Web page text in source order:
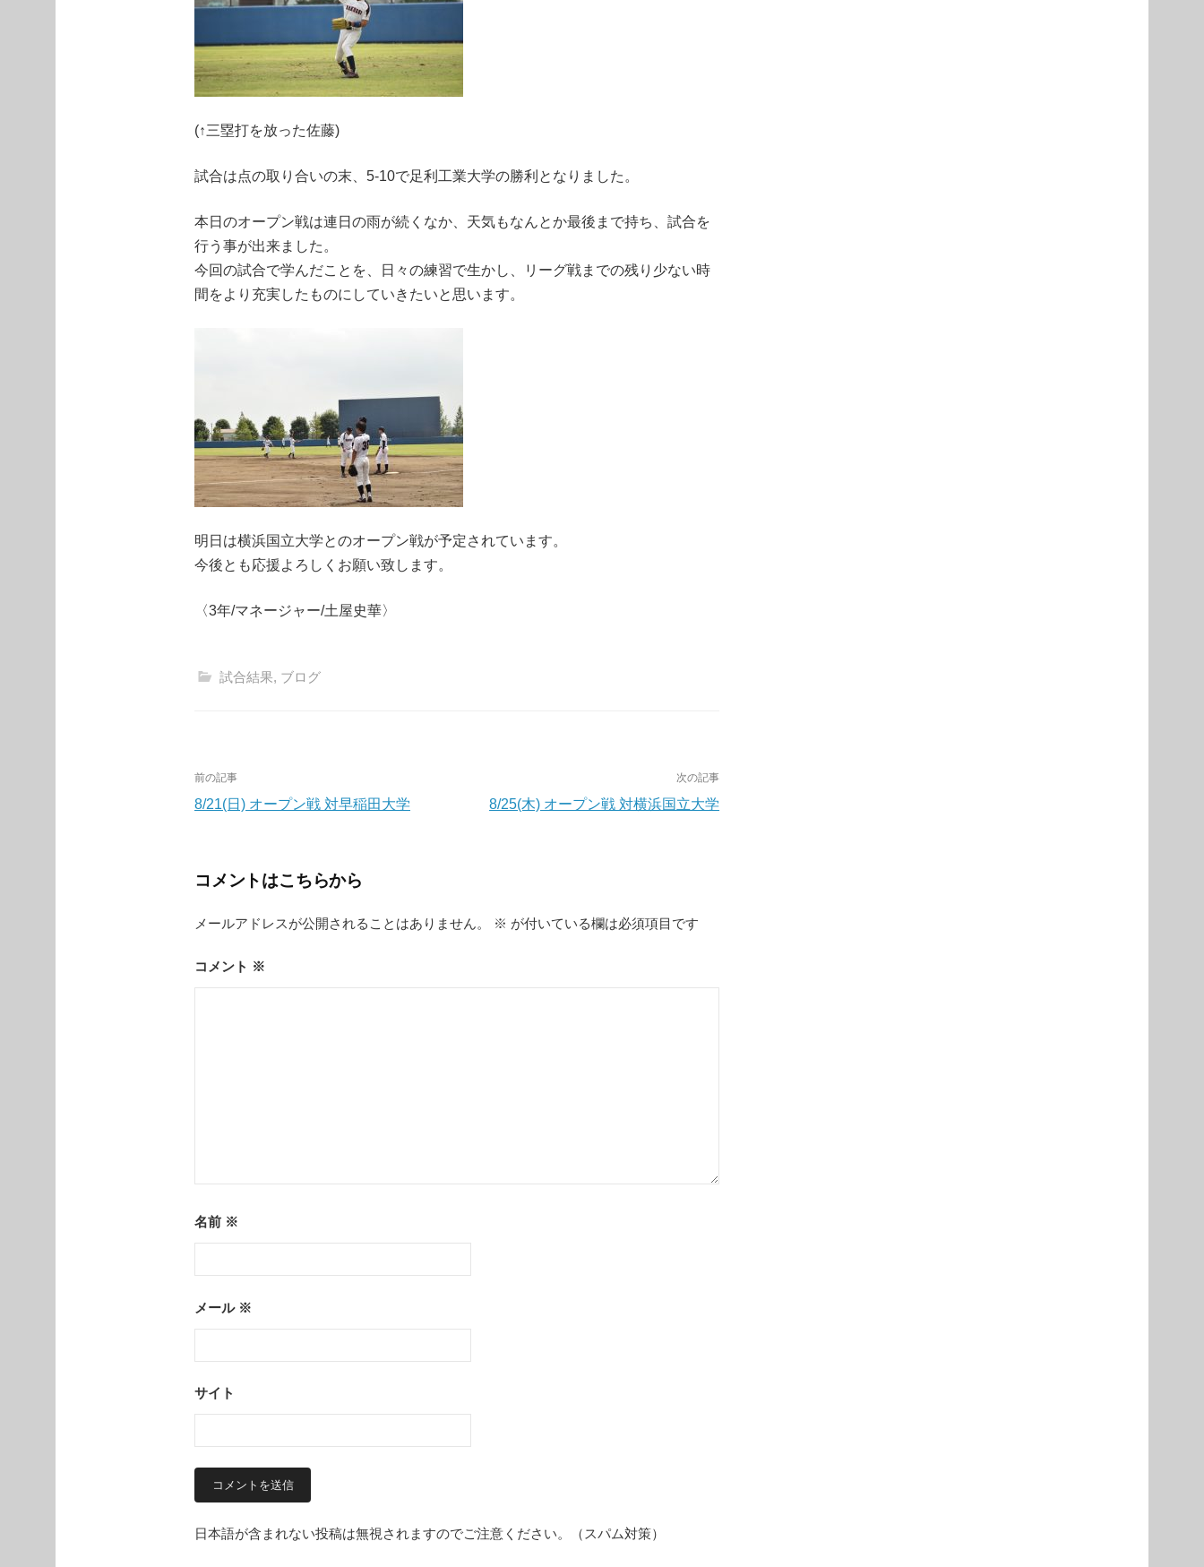
(↑三塁打を放った佐藤)
試合は点の取り合いの末、5-10で足利工業大学の勝利となりました。
本日のオープン戦は連日の雨が続くなか、天気もなんとか最後まで持ち、試合を
行う事が出来ました。
今回の試合で学んだことを、日々の練習で生かし、リーグ戦までの残り少ない時
間をより充実したものにしていきたいと思います。
明日は横浜国立大学とのオープン戦が予定されています。
今後とも応援よろしくお願い致します。
〈3年/マネージャー/土屋史華〉
試合結果, ブログ
投
稿
ビ
ー
シ
ョ
前の記事
8/21(日) オープン戦 対早稲田大学
次の記事
8/25(木) オープン戦 対横浜国立大学
コメントはこちらから
メールアドレスが公開されることはありません。 ※ が付いている欄は必須項目です
コメント ※
名前 ※
メール ※
サイト
日本語が含まれない投稿は無視されますのでご注意ください。（スパム対策）